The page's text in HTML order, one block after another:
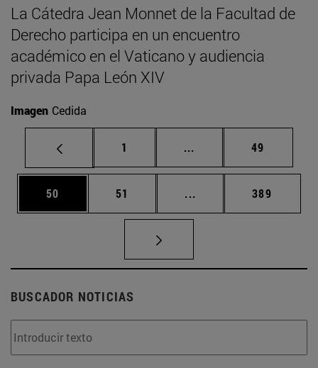
La Cátedra Jean Monnet de la Facultad de
Derecho participa en un encuentro
académico en el Vaticano y audiencia
privada Papa León XIV
Imagen Cedida
Página
1 ... Páginas intermedias
Página
49
Página
50 Página
51 ... Páginas intermedias
Página
389
BUSCADOR NOTICIAS